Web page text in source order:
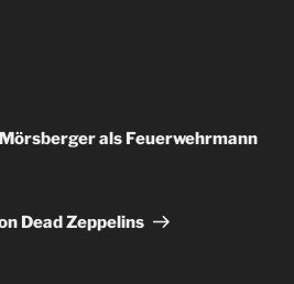
als Feuerwehrmann
Dead Zeppelins